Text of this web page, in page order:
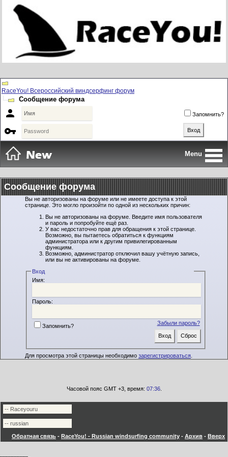
RaceYou! Всероссийский виндсерфинг форум
Сообщение форума
 Запомнить?

Menu
Сообщение форума
Вы не авторизованы на форуме или не имеете доступа к этой
странице. Это могло произойти по одной из нескольких причин:
Вы не авторизованы на форуме. Введите имя пользователя
и пароль и попробуйте ещё раз.
У вас недостаточно прав для обращения к этой странице.
Возможно, вы пытаетесь обратиться к функциям
администратора или к другим привилегированным
функциям.
Возможно, администратор отключил вашу учётную запись,
или вы не активированы на форуме.
Вход
Имя:
Пароль:
Забыли пароль?
Запомнить?
Для просмотра этой страницы необходимо зарегистрироваться
Часовой пояс GMT +3, время: 07:36.
Обратная связь - RaceYou! - Russian windsurfing community - Архив - Вверх